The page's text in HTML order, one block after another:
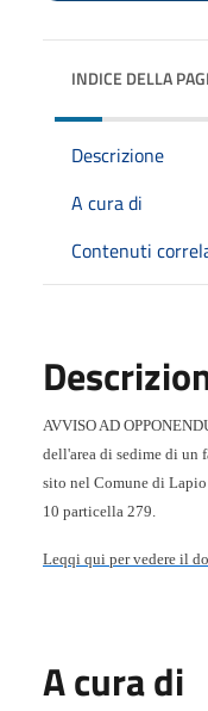
INDICE DELLA
Descrizione
A cura di
Contenuti
AVVISO AD
dell'area di sedime di un
sito nel Comune di
10 particella 279.
Leqqi qui per vedere il
A cura di